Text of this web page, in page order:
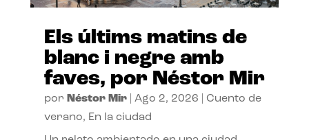
Els últims matins de
blanc i negre amb
faves, por Néstor Mir
por Néstor Mir| Ago 2, 2026
Cuento de
verano, En la ciudad